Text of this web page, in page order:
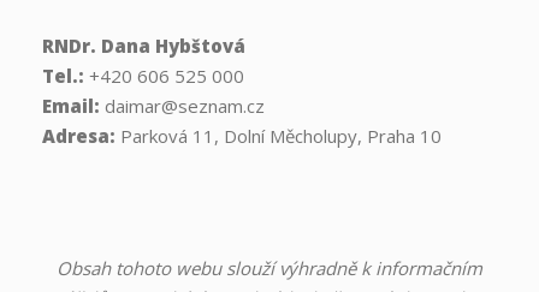
RNDr. Dana Hybštová
Tel.: +420 606 525 000
Email: daimar@seznam.cz
Adresa: Parková 11, Dolní Měcholupy, Praha 10
Obsah tohoto webu slouží výhradně k informačním